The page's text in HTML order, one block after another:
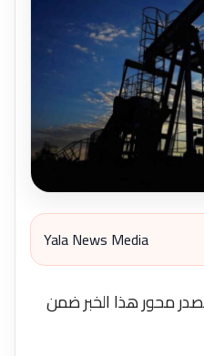
Yala News Media
محور هذا الخبر ضمن